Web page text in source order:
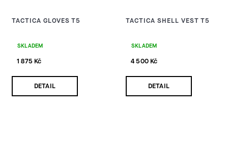
TACTICA GLOVES T5
SKLADEM
1 875 Kč
DETAIL
TACTICA SHELL VEST T5
SKLADEM
4 500 Kč
DETAIL